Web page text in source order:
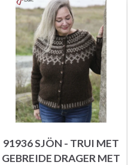
91936 SJÖN - TRUI MET
GEBREIDE DRAGER MET